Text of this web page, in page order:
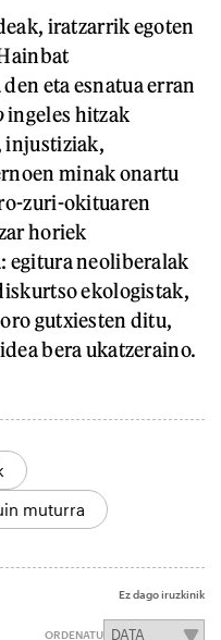
iratzarrik egoten
eta esnatua erran
ingeles hitzak
injustiziak,
minak onartu
zuri-okituaren
horiek
egitura neoliberalak
ekologistak,
gutxiesten ditu,
bera ukatzeraino.
muturra
Ez dago iruzkinik
ORDENATU